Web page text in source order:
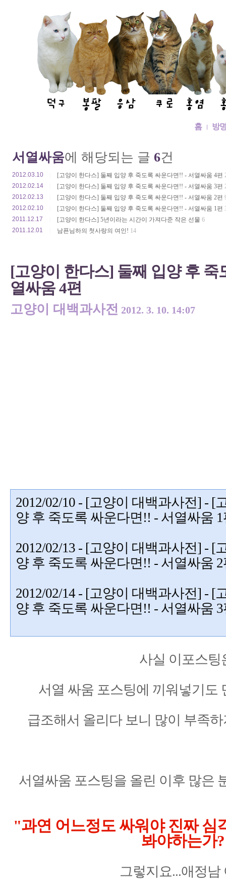
홈 방
서열싸움에 해당되는 글 6건
2012.03.10 [고양이 한다스] 둘째 입양 후 죽도록 싸운다면!! - 서열싸움 4편
2012.02.14
[고양이 한다스] 둘째 입양 후 죽도록 싸운다면!! - 서열싸움 3편
2012.02.13
[고양이 한다스] 둘째 입양 후 죽도록 싸운다면!! - 서열싸움 2편
2012.02.10
[고양이 한다스] 둘째 입양 후 죽도록 싸운다면!! - 서열싸움 1편
2011.12.17
[고양이 한다스] 5년이라는 시간이 가져다준 작은 선물 6
2011.12.01
남푠님하의 첫사랑의 여인! 14
[고양이 한다스] 둘째 입양 후 죽
열싸움 4편
고양이 대백과사전 2012. 3. 10. 14:07
2012/02/10 - [고양이 대백과사전] - [
양 후 죽도록 싸운다면!! - 서열싸움
2012/02/13 - [고양이 대백과사전] - [
양 후 죽도록 싸운다면!! - 서열싸움
2012/02/14 - [고양이 대백과사전] - [
양 후 죽도록 싸운다면!! - 서열싸움
사실 이포스팅
서열 싸움 포스팅에 끼워넣기도
급조해서 올리다 보니 많이 부족
서열싸움 포스팅을 올린 이후 많은
"과연 어느정도 싸워야 진짜 심
봐야하는가
그렇지요...애정남